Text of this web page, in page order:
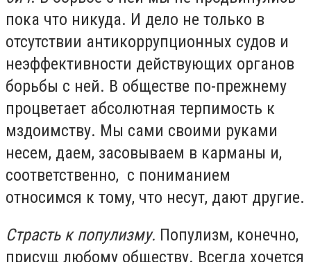
пока что никуда. И дело не только в
отсутствии антикоррупционных судов и
неэффективности действующих органов
борьбы с ней. В обществе по-прежнему
процветает абсолютная терпимость к
мздоимству. Мы сами своими руками
несем, даем, засовываем в карманы и,
соответственно, с пониманием
относимся к тому, что несут, дают другие.
Страсть к популизму. Популизм, конечно,
присущ любому обществу. Всегда хочется